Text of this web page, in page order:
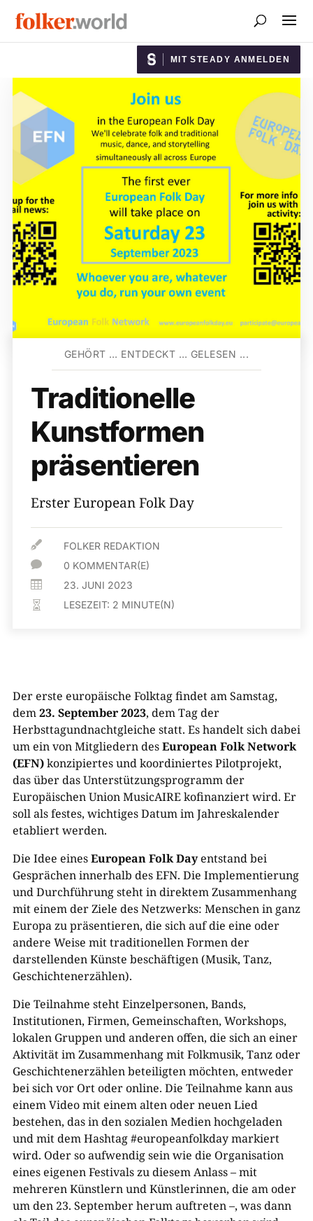
MIT STEADY ANMELDEN
GEHÖRT … ENTDECKT … GELESEN ...
Traditionelle
Kunstformen
präsentieren
Erster European Folk Day
 FOLKER REDAKTION
 0 KOMMENTAR(E)
 23. JUNI 2023
 LESEZEIT: 2 MINUTE(N)
Der erste europäische Folktag findet am Samstag,
dem23. September 2023, dem Tag der
Herbsttagundnachtgleiche statt. Es handelt sich dabei
um ein von Mitgliedern desEuropean Folk Network
(EFN)konzipiertes und koordiniertes Pilotprojekt,
das über das Unterstützungsprogramm der
Europäischen Union MusicAIRE kofinanziert wird. Er
soll als festes, wichtiges Datum im Jahreskalender
etabliert werden.
Die Idee einesEuropean Folk Dayentstand bei
Gesprächen innerhalb des EFN. Die Implementierung
und Durchführung steht in direktem Zusammenhang
mit einem der Ziele des Netzwerks: Menschen in ganz
Europa zu präsentieren, die sich auf die eine oder
andere Weise mit traditionellen Formen der
darstellenden Künste beschäftigen (Musik, Tanz,
Geschichtenerzählen).
Die Teilnahme steht Einzelpersonen, Bands,
Institutionen, Firmen, Gemeinschaften, Workshops,
lokalen Gruppen und anderen offen, die sich an einer
Aktivität im Zusammenhang mit Folkmusik, Tanz oder
Geschichtenerzählen beteiligten möchten, entweder
bei sich vor Ort oder online. Die Teilnahme kann aus
einem Video mit einem alten oder neuen Lied
bestehen, das in den sozialen Medien hochgeladen
und mit dem Hashtag #europeanfolkday markiert
wird. Oder so aufwendig sein wie die Organisation
eines eigenen Festivals zu diesem Anlass – mit
mehreren Künstlern und Künstlerinnen, die am oder
um den 23. September herum auftreten –, was dann